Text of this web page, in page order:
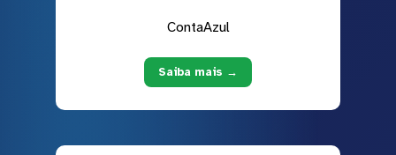
ContaAzul
Saiba mais →